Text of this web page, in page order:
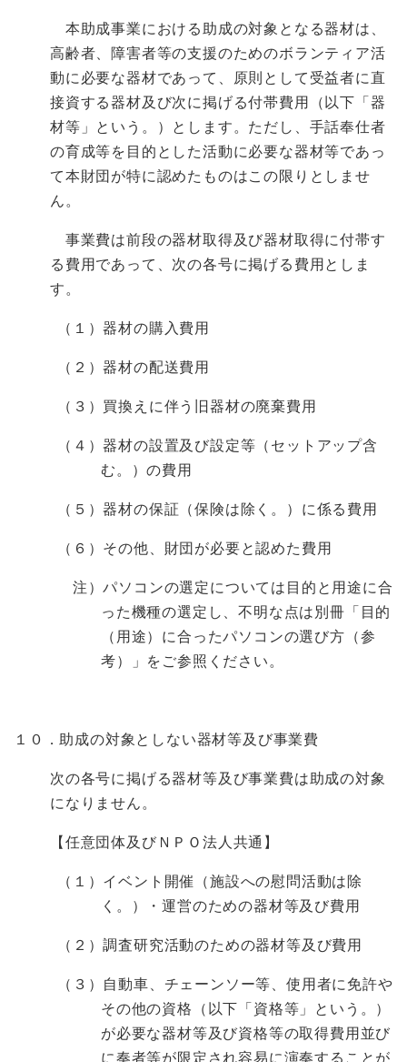
本助成事業における助成の対象となる器材は、
高齢者、障害者等の支援のためのボランティア活
動に必要な器材であって、原則として受益者に直
接資する器材及び次に掲げる付帯費用（以下「器
材等」という。）とします。ただし、手話奉仕者
の育成等を目的とした活動に必要な器材等であっ
て本財団が特に認めたものはこの限りとしませ
ん。
事業費は前段の器材取得及び器材取得に付帯す
る費用であって、次の各号に掲げる費用としま
す。
（１）器材の購入費用
（２）器材の配送費用
（３）買換えに伴う旧器材の廃棄費用
（４）器材の設置及び設定等（セットアップ含
む。）の費用
（５）器材の保証（保険は除く。）に係る費用
（６）その他、財団が必要と認めた費用
注）パソコンの選定については目的と用途に合
った機種の選定し、不明な点は別冊「目的
（用途）に合ったパソコンの選び方（参
考）」をご参照ください。
１０．助成の対象としない器材等及び事業費
次の各号に掲げる器材等及び事業費は助成の対象
になりません。
【任意団体及びＮＰＯ法人共通】
（１）イベント開催（施設への慰問活動は除
く。）・運営のための器材等及び費用
（２）調査研究活動のための器材等及び費用
（３）自動車、チェーンソー等、使用者に免許や
その他の資格（以下「資格等」という。）
が必要な器材等及び資格等の取得費用並び
に奏者等が限定され容易に演奏することが